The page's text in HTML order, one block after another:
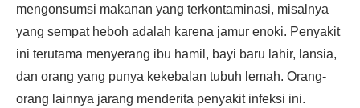
mengonsumsi makanan yang terkontaminasi, misalnya
yang sempat heboh adalah karena jamur enoki. Penyakit
ini terutama menyerang ibu hamil, bayi baru lahir, lansia,
dan orang yang punya kekebalan tubuh lemah. Orang-
orang lainnya jarang menderita penyakit infeksi ini.